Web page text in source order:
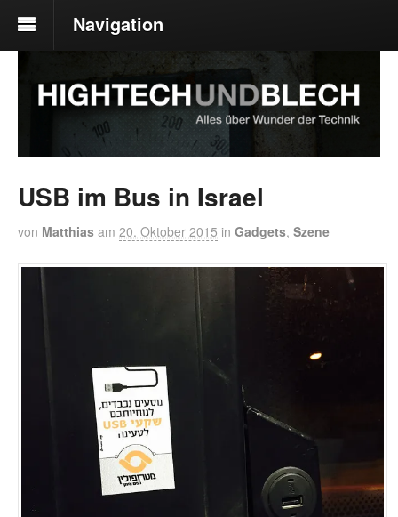
Navigation
USB im Bus in Israel
von Matthias am 20. Oktober 2015 in Gadgets, Szene